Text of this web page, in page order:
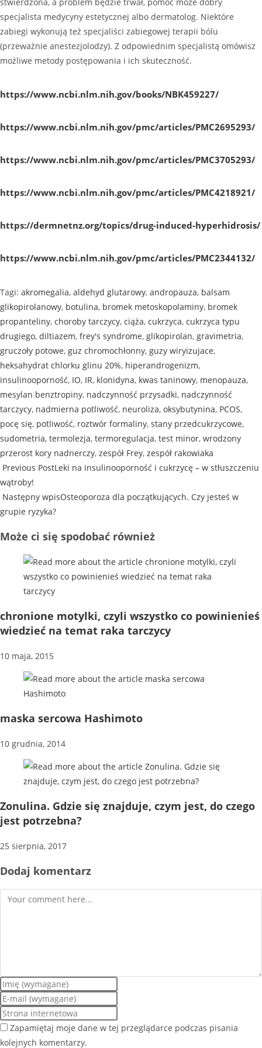
specjalista medycyny estetycznej albo dermatolog. Niektóre
zabiegi wykonują też specjaliści zabiegowej terapii bólu
(przeważnie anestezjolodzy). Z odpowiednim specjalistą omówisz
możliwe metody postępowania i ich skuteczność.
https://www.ncbi.nlm.nih.gov/books/NBK459227/
https://www.ncbi.nlm.nih.gov/pmc/articles/PMC2695293/
https://www.ncbi.nlm.nih.gov/pmc/articles/PMC3705293/
https://www.ncbi.nlm.nih.gov/pmc/articles/PMC4218921/
https://dermnetnz.org/topics/drug-induced-hyperhidrosis/
https://www.ncbi.nlm.nih.gov/pmc/articles/PMC2344132/
Tagi: akromegalia, aldehyd glutarowy, andropauza, balsam
glikopirolanowy, botulina, bromek metoskopolaminy, bromek
propanteliny, choroby tarczycy, ciąża, cukrzyca, cukrzyca typu
drugiego, diltiazem, frey's syndrome, glikopirolan, gravimetria,
gruczoły potowe, guz chromochłonny, guzy wiryizujace,
heksahydrat chlorku glinu 20%, hiperandrogenizm,
insulinooporność, IO, IR, klonidyna, kwas taninowy, menopauza,
mesylan benztropiny, nadczynność przysadki, nadczynność
tarczycy, nadmierna potliwość, neuroliza, oksybutynina, PCOS,
pocę się, potliwość, roztwór formaliny, stany przedcukrzycowe,
sudometria, termolezja, termoregulacja, test minor, wrodzony
przerost kory nadnerczy, zespół Frey, zespół rakowiaka
Previous PostLeki na insulinooporność i cukrzycę – w stłuszczeniu
wątroby!
Następny wpisOsteoporoza dla początkujących. Czy jesteś w
grupie ryzyka?
Może ci się spodobać również
chronione motylki, czyli wszystko co powinienieś
wiedzieć na temat raka tarczycy
10 maja, 2015
maska sercowa Hashimoto
10 grudnia, 2014
Zonulina. Gdzie się znajduje, czym jest, do czego
jest potrzebna?
25 sierpnia, 2017
Dodaj komentarz
Zapamiętaj moje dane w tej przeglądarce podczas pisania
kolejnych komentarzy.